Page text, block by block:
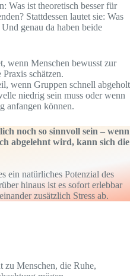
Was ist theoretisch besser für
Stattdessen lautet sie: Was
genau da haben beide
wenn Menschen bewusst zur
schätzen.
wenn Gruppen schnell abgeholt
niedrig sein muss oder wenn
anfangen können.
noch so sinnvoll sein – wenn
abgelehnt wird, kann sich die
ein natürliches Potenzial des
hinaus ist es sofort erlebbar
zusätzlich Stress ab.
zu Menschen, die Ruhe,